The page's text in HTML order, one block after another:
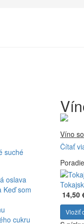
suché
oslava
Keď som
cukru
Víno
Firma
Čítať
14,50
Vložiť